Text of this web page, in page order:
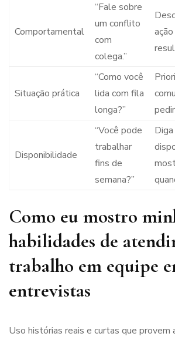
Comportamental
“Fale sobre
um conflito
com
colega.”
Situação prática
“Como você
lida com fila
longa?”
Disponibilidade
“Você pode
trabalhar
fins de
semana?”
Como eu mostro
habilidades de
trabalho em equipe
entrevistas
Uso histórias reais e curtas que provem